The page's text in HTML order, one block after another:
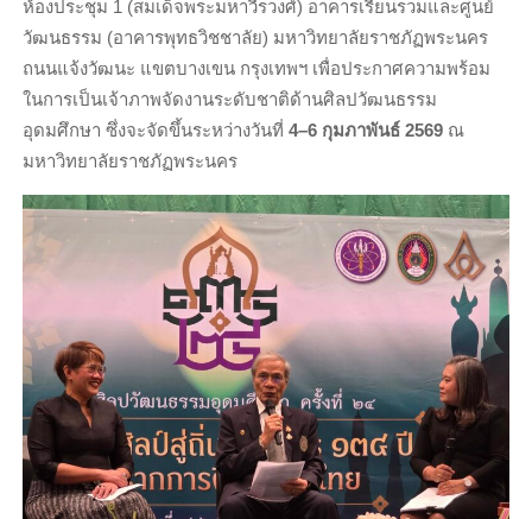
ห้องประชุม 1 (สมเด็จพระมหาวีรวงศ์) อาคารเรียนรวมและศูนย์
วัฒนธรรม (อาคารพุทธวิชชาลัย) มหาวิทยาลัยราชภัฏพระนคร
ถนนแจ้งวัฒนะ แขตบางเขน กรุงเทพฯ เพื่อประกาศความพร้อม
ในการเป็นเจ้าภาพจัดงานระดับชาติด้านศิลปวัฒนธรรม
อุดมศึกษา ซึ่งจะจัดขึ้นระหว่างวันที่ 4–6 กุมภาพันธ์ 2569ณ
มหาวิทยาลัยราชภัฏพระนคร